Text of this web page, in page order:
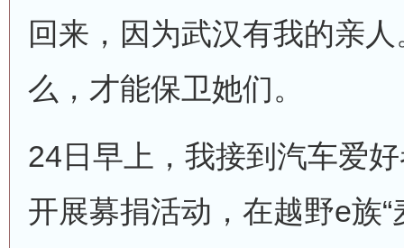
回来，因为武汉有我的亲
么，才能保卫她们。
24日早上，我接到汽车爱
开展募捐活动，在越野e族